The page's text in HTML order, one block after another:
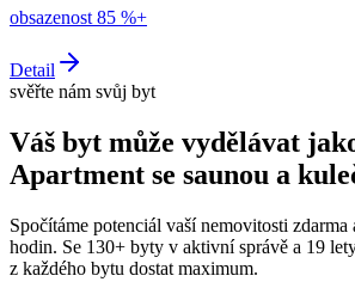
obsazenost 85 %+
Detail
svěřte nám svůj byt
Váš byt může vydělávat
Apartment se saunou a
Spočítáme potenciál vaší nemovitosti
hodin. Se 130+ byty v aktivní správě a 19
z každého bytu dostat maximum.